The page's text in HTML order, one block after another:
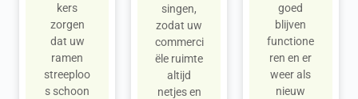
kers
zorgen
dat uw
ramen
streeploo
s schoon
singen,
zodat uw
commerci
ële ruimte
altijd
netjes en
goed
blijven
functione
ren en er
weer als
nieuw